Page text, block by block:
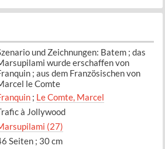
und Zeichnungen: Batem ; das
wurde erschaffen von
; aus dem Französischen von
le Comte
; Le Comte, Marcel
à Jollywood
(27)
Seiten ; 30 cm